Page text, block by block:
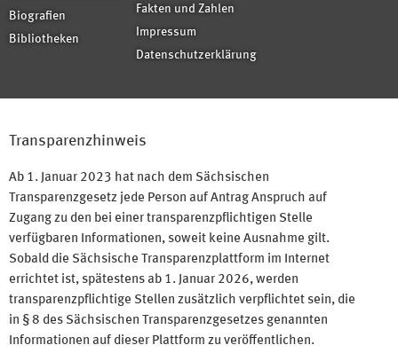
Biografien
Bibliotheken
Fakten und Zahlen
Impressum
Datenschutzerklärung
Transparenzhinweis
Ab 1. Januar 2023 hat nach dem Sächsischen
Transparenzgesetz jede Person auf Antrag Anspruch auf
Zugang zu den bei einer transparenzpflichtigen Stelle
verfügbaren Informationen, soweit keine Ausnahme gilt.
Sobald die Sächsische Transparenzplattform im Internet
errichtet ist, spätestens ab 1. Januar 2026, werden
transparenzpflichtige Stellen zusätzlich verpflichtet sein, die
in § 8 des Sächsischen Transparenzgesetzes genannten
Informationen auf dieser Plattform zu veröffentlichen.